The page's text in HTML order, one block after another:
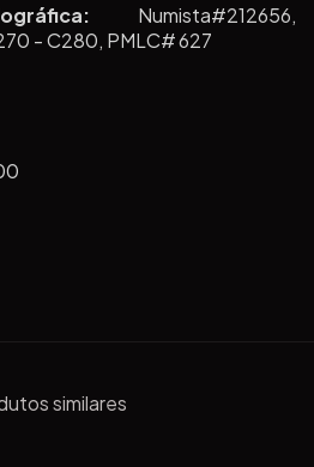
Numista#212656,
- C280, PMLC# 627
similares